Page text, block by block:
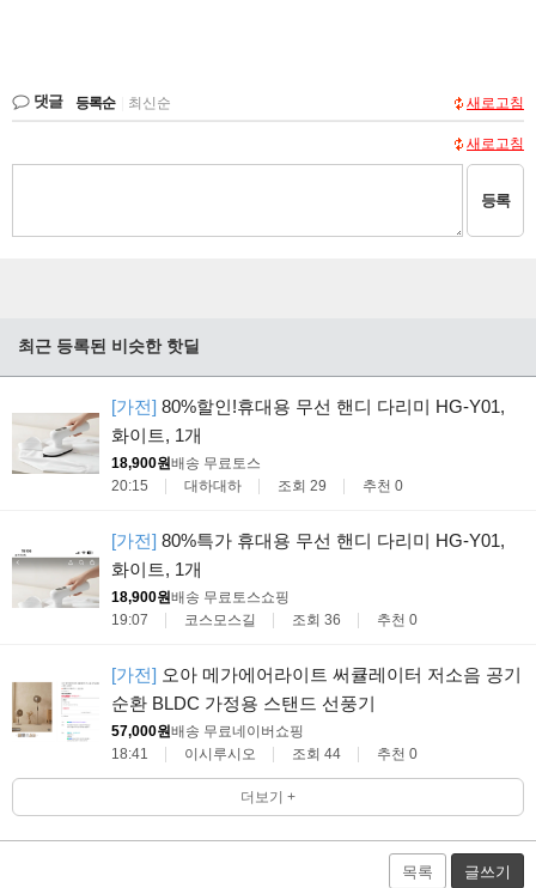
댓글 등록순 최신순 새로고침
새로고침
등록
최근 등록된 비슷한 핫딜
[가전] 80%할인!휴대용 무선 핸디 다리미 HG-Y01,
화이트, 1개
18,900원배송 무료토스
20:15
대하대하 조회 29 추천 0
[가전] 80%특가 휴대용 무선 핸디 다리미 HG-Y01,
화이트, 1개
18,900원배송 무료토스쇼핑
19:07
코스모스길 조회 36 추천 0
[가전] 오아 메가에어라이트 써큘레이터 저소음 공기
순환 BLDC 가정용 스탠드 선풍기
57,000원배송 무료네이버쇼핑
18:41
이시루시오 조회 44 추천 0
더보기 +
목록 글쓰기